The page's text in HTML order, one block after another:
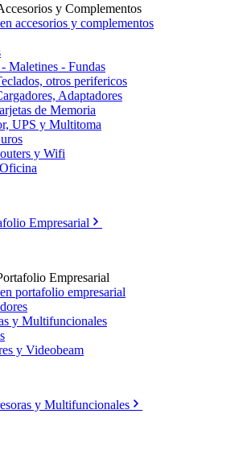
y Complementos
accesorios y complementos
Maletines - Fundas
otros perifericos
Adaptadores
de Memoria
UPS y Multitoma
y Wifi
Empresarial
Empresarial
portafolio empresarial
y Multifuncionales
y Videobeam
y Multifuncionales